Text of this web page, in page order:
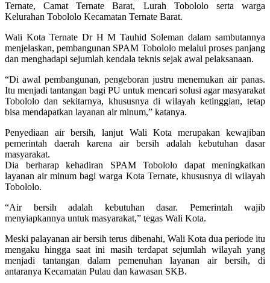
Ternate, Camat Ternate Barat, Lurah Tobololo serta warga
Kelurahan Tobololo Kecamatan Ternate Barat.
Wali Kota Ternate Dr H M Tauhid Soleman dalam sambutannya
menjelaskan, pembangunan SPAM Tobololo melalui proses panjang
dan menghadapi sejumlah kendala teknis sejak awal pelaksanaan.
“Di awal pembangunan, pengeboran justru menemukan air panas.
Itu menjadi tantangan bagi PU untuk mencari solusi agar masyarakat
Tobololo dan sekitarnya, khususnya di wilayah ketinggian, tetap
bisa mendapatkan layanan air minum,” katanya.
Penyediaan air bersih, lanjut Wali Kota merupakan kewajiban
pemerintah daerah karena air bersih adalah kebutuhan dasar
masyarakat.
Dia berharap kehadiran SPAM Tobololo dapat meningkatkan
layanan air minum bagi warga Kota Ternate, khususnya di wilayah
Tobololo.
“Air bersih adalah kebutuhan dasar. Pemerintah wajib
menyiapkannya untuk masyarakat,” tegas Wali Kota.
Meski palayanan air bersih terus dibenahi, Wali Kota dua periode itu
mengaku hingga saat ini masih terdapat sejumlah wilayah yang
menjadi tantangan dalam pemenuhan layanan air bersih, di
antaranya Kecamatan Pulau dan kawasan SKB.